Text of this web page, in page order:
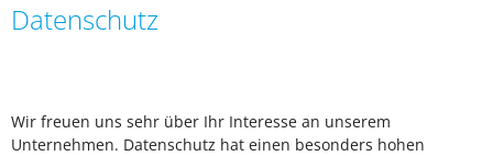
Datenschutz
Wir freuen uns sehr über Ihr Interesse an unserem
Unternehmen. Datenschutz hat einen besonders hohen